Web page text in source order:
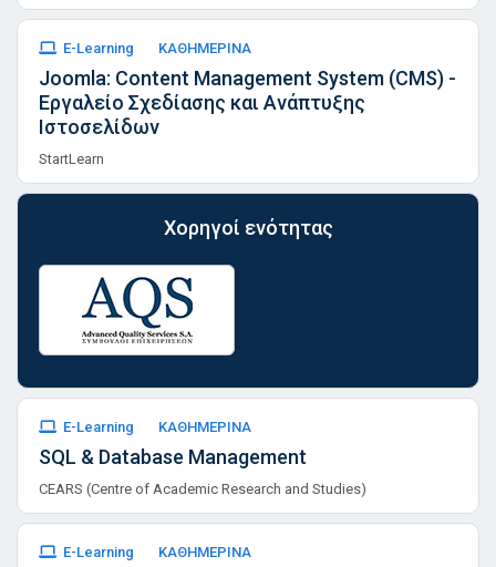
E-Learning ΚΑΘΗΜΕΡΙΝΑ
Joomla: Content Management System (CMS) -
Εργαλείο Σχεδίασης και Ανάπτυξης
Ιστοσελίδων
StartLearn
Χορηγοί ενότητας
E-Learning ΚΑΘΗΜΕΡΙΝΑ
SQL & Database Management
CEARS (Centre of Academic Research and Studies)
E-Learning ΚΑΘΗΜΕΡΙΝΑ